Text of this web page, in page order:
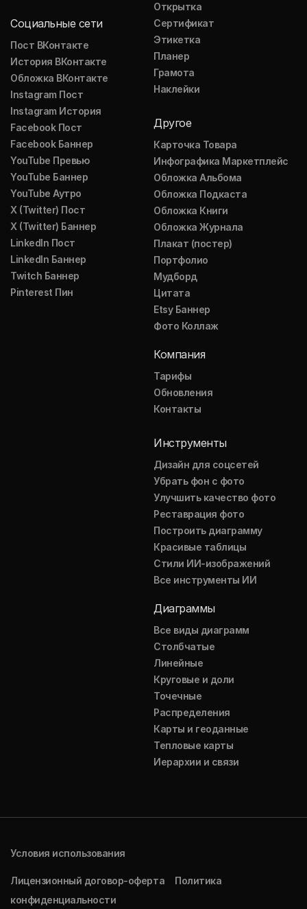
Социальные сети
Пост ВКонтакте
История ВКонтакте
Обложка ВКонтакте
Instagram Пост
Instagram История
Facebook Пост
Facebook Баннер
YouTube Превью
YouTube Баннер
YouTube Аутро
X (Twitter) Пост
X (Twitter) Баннер
LinkedIn Пост
LinkedIn Баннер
Twitch Баннер
Pinterest Пин
Открытка
Сертификат
Этикетка
Планер
Грамота
Наклейки
Другое
Карточка Товара
Инфографика Маркетплейс
Обложка Альбома
Обложка Подкаста
Обложка Книги
Обложка Журнала
Плакат (постер)
Портфолио
Мудборд
Цитата
Etsy Баннер
Фото Коллаж
Компания
Тарифы
Обновления
Контакты
Инструменты
Дизайн для соцсетей
Убрать фон с фото
Улучшить качество фото
Реставрация фото
Построить диаграмму
Красивые таблицы
Стили ИИ-изображений
Все инструменты ИИ
Диаграммы
Все виды диаграмм
Столбчатые
Линейные
Круговые и доли
Точечные
Распределения
Карты и геоданные
Тепловые карты
Иерархии и связи
Условия использования
Лицензионный договор-оферта
Политика
конфиденциальности